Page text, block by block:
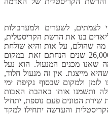
לצמתים, לשערים ולמערבולות
בנו את הרשת הקריסטלית,
שהולם, על אות והיא שולחת
אותו למרכז הגלקסיה. יקרים, לפני 26,000 שנים הנחתם זאת במקום
מכנים המנעול. הוא נעל
מייצגת. אין זה מנעול חלוד,
ולמקום שבסוף נקיפת ימי
ותשמנו אותו באהבת האבות
שירת הטונים פעם נוספת, יתחיל
והעדשה יתחילו למקד